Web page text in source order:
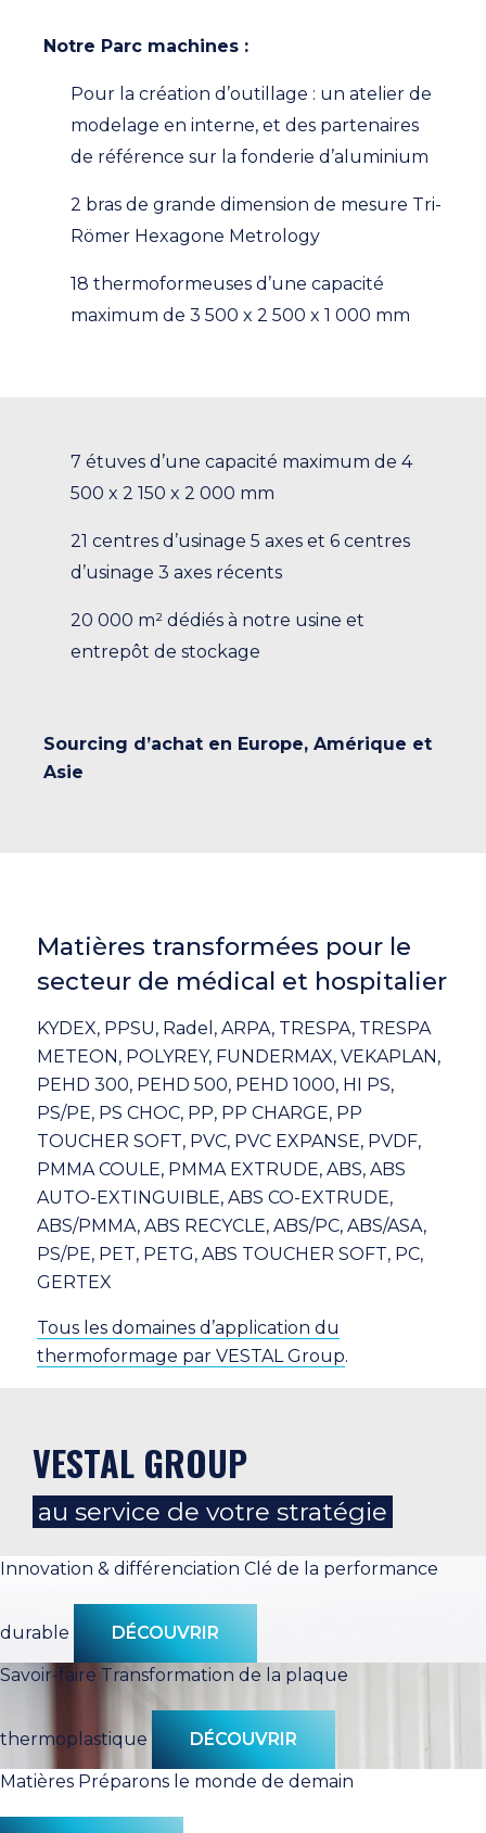
Notre Parc machines :
Pour la création d’outillage : un atelier de
modelage en interne, et des partenaires
de référence sur la fonderie d’aluminium
2 bras de grande dimension de mesure Tri-
Römer Hexagone Metrology
18 thermoformeuses d’une capacité
maximum de 3 500 x 2 500 x 1 000 mm
7 étuves d’une capacité maximum de 4
500 x 2 150 x 2 000 mm
21 centres d’usinage 5 axes et 6 centres
d’usinage 3 axes récents
20 000 m² dédiés à notre usine et
entrepôt de stockage
Sourcing d’achat en Europe, Amérique et
Asie
Matières transformées pour le
secteur de médical et hospitalier
KYDEX, PPSU, Radel, ARPA, TRESPA, TRESPA
METEON, POLYREY, FUNDERMAX, VEKAPLAN,
PEHD 300, PEHD 500, PEHD 1000, HI PS,
PS/PE, PS CHOC, PP, PP CHARGE, PP
TOUCHER SOFT, PVC, PVC EXPANSE, PVDF,
PMMA COULE, PMMA EXTRUDE, ABS, ABS
AUTO-EXTINGUIBLE, ABS CO-EXTRUDE,
ABS/PMMA, ABS RECYCLE, ABS/PC, ABS/ASA,
PS/PE, PET, PETG, ABS TOUCHER SOFT, PC,
GERTEX
Tous les domaines d’application du
thermoformage par VESTAL Group.
VESTAL GROUP
au service de votre stratégie
Innovation & différenciation Clé de la performance
durable DÉCOUVRIR
Savoir-faire Transformation de la plaque
thermoplastique DÉCOUVRIR
Matières Préparons le monde de demain